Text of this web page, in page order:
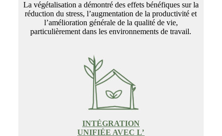
La végétalisation a démontré des effets bénéfiques sur la
réduction du stress, l’augmentation de la productivité et
l’amélioration générale de la qualité de vie,
particulièrement dans les environnements de travail.
INTÉGRATION
UNIFIÉE AVEC L’